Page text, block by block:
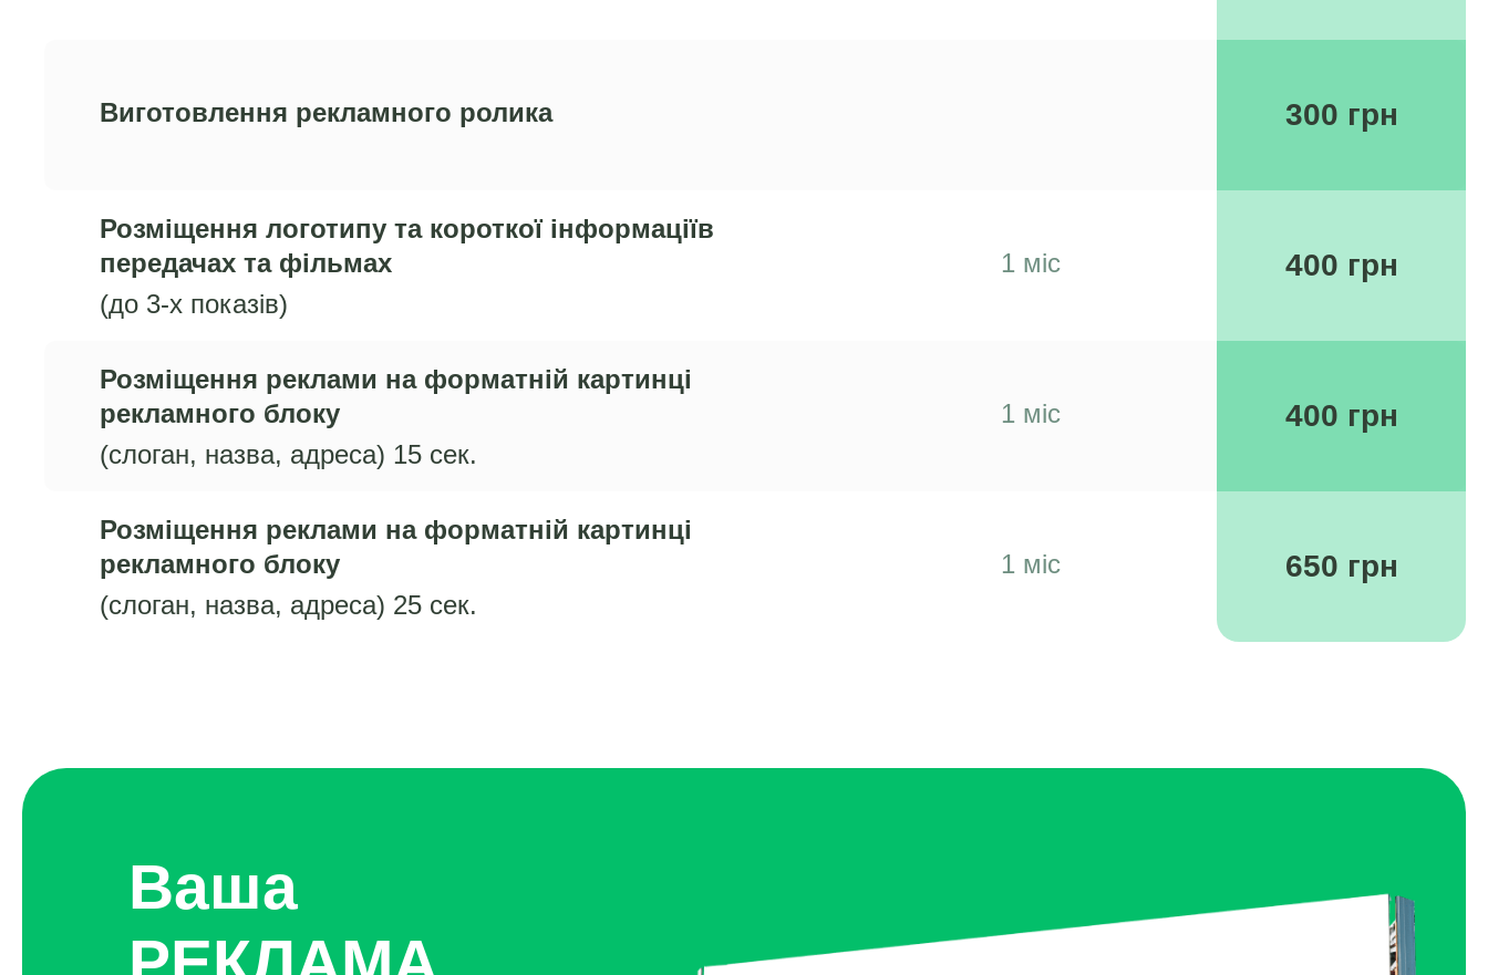
Виготовлення рекламного ролика 300 грн
Розміщення логотипу та короткої інформаціїв
передачах та фільмах
(до 3-х показів)
1 міс 400 грн
Розміщення реклами на форматній картинці
рекламного блоку
(слоган, назва, адреса) 15 сек.
1 міс 400 грн
Розміщення реклами на форматній картинці
рекламного блоку
(слоган, назва, адреса) 25 сек.
1 міс 650 грн
Ваша